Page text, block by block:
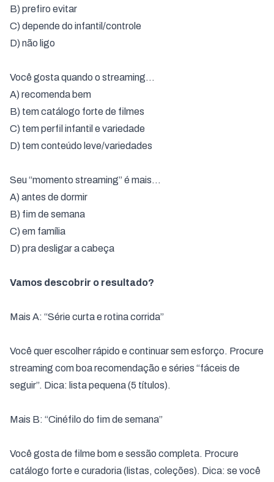
B) prefiro evitar
C) depende do infantil/controle
D) não ligo
Você gosta quando o streaming…
A) recomenda bem
B) tem catálogo forte de filmes
C) tem perfil infantil e variedade
D) tem conteúdo leve/variedades
Seu “momento streaming” é mais…
A) antes de dormir
B) fim de semana
C) em família
D) pra desligar a cabeça
Vamos descobrir o resultado?
Mais A: “Série curta e rotina corrida”
Você quer escolher rápido e continuar sem esforço. Procure
streaming com boa recomendação e séries “fáceis de
seguir”. Dica: lista pequena (5 títulos).
Mais B: “Cinéfilo do fim de semana”
Você gosta de filme bom e sessão completa. Procure
catálogo forte e curadoria (listas, coleções). Dica: se você